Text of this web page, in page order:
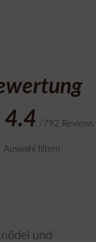
4.4 /792 Reviews
Auswahl filtern
und